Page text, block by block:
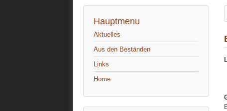
Hauptmenu
Aktuelles
Aus den Beständen
Links
Home